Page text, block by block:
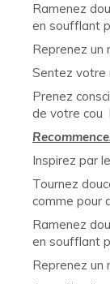
Ramenez
en soufflant
Reprenez un
Sentez votre
Prenez
de votre cou
Inspirez par
Tournez
comme pour
Ramenez
en soufflant
Reprenez un